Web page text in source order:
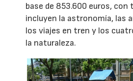
base de 853.600 euros, con
incluyen la astronomía, las
los viajes en tren y los
la naturaleza.